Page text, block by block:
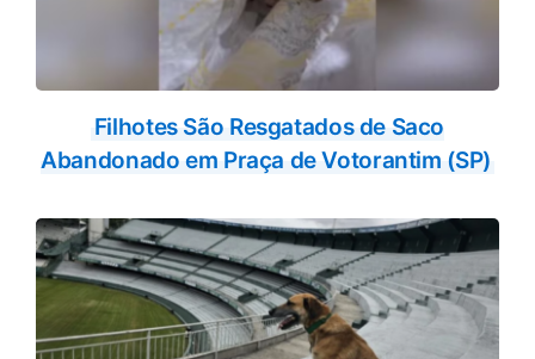
Filhotes São Resgatados de Saco
Abandonado em Praça de Votorantim (SP)